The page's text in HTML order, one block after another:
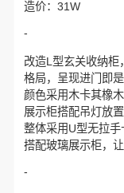
造价：31W
-
改造L型玄关收纳柜
格局，呈现进门即
颜色采用木卡其橡
展示柜搭配吊灯放
整体采用U型无拉
搭配玻璃展示柜，
-